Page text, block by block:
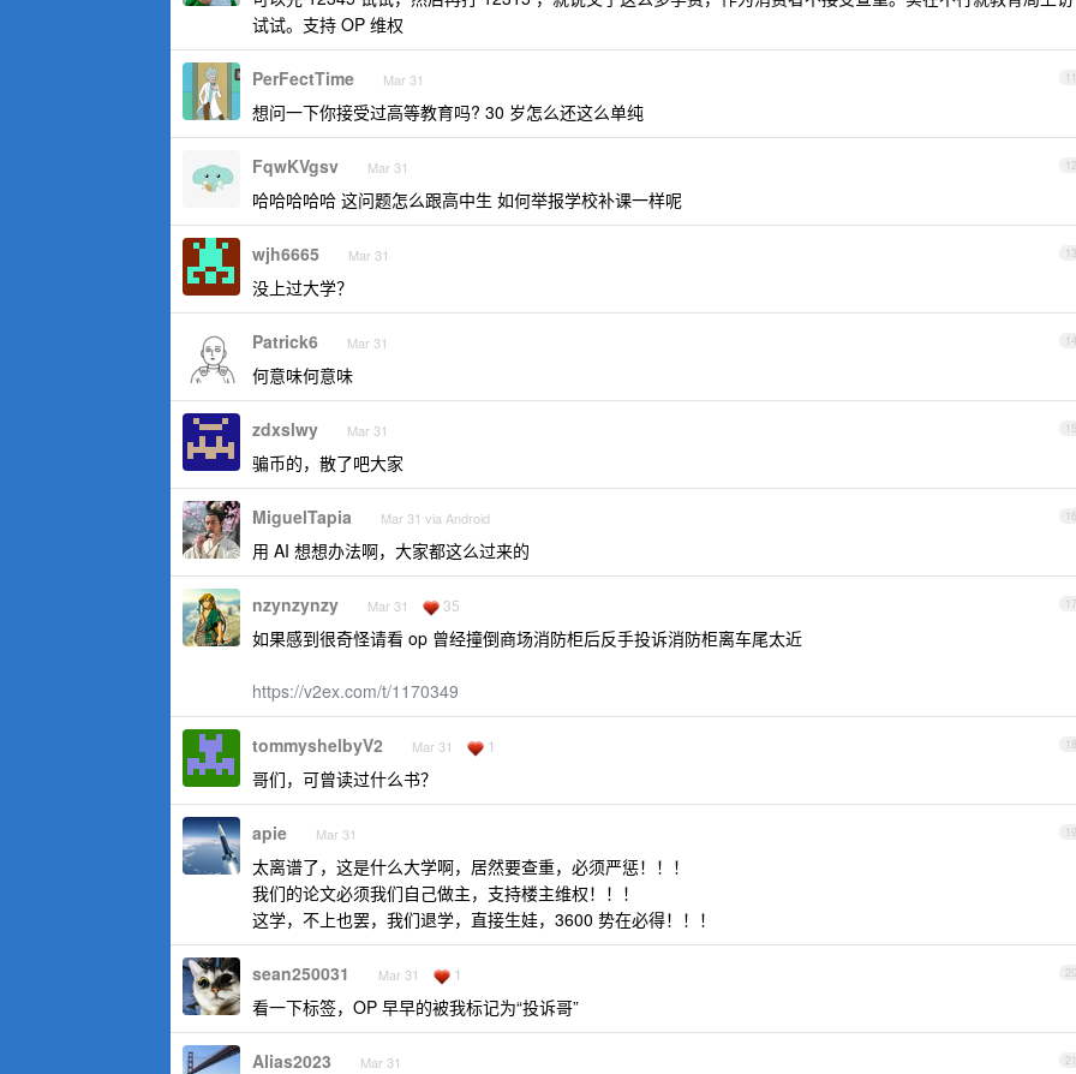
试试。支持 OP 维权
11
PerFectTime Mar 31
想问一下你接受过高等教育吗? 30 岁怎么还这么单纯
12
FqwKVgsv Mar 31
哈哈哈哈哈 这问题怎么跟高中生 如何举报学校补课一样呢
13
wjh6665 Mar 31
没上过大学？
14
Patrick6 Mar 31
何意味何意味
15
zdxslwy Mar 31
骗币的，散了吧大家
16
MiguelTapia Mar 31 via Android
用 AI 想想办法啊，大家都这么过来的
17
nzynzynzy Mar 31 35
如果感到很奇怪请看 op 曾经撞倒商场消防柜后反手投诉消防柜离车尾太近
https://v2ex.com/t/1170349
18
tommyshelbyV2 Mar 31 1
哥们，可曾读过什么书？
19
apie Mar 31
太离谱了，这是什么大学啊，居然要查重，必须严惩！！！
我们的论文必须我们自己做主，支持楼主维权！！！
这学，不上也罢，我们退学，直接生娃，3600 势在必得！！！
20
sean250031 Mar 31 1
看一下标签，OP 早早的被我标记为“投诉哥”
21
Alias2023 Mar 31